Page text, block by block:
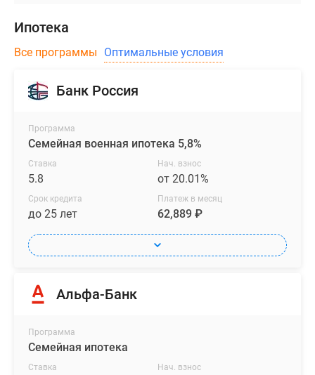
Ипотека
Все программы Оптимальные условия
Банк Россия
Программа
Семейная военная ипотека 5,8%
Ставка
5.8
Нач. взнос
от 20.01%
Срок кредита
до 25 лет
Платеж в месяц
62,889 ₽
Альфа-Банк
Программа
Семейная ипотека
Ставка Нач. взнос